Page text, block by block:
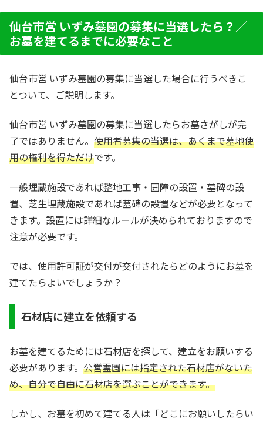
仙台市営 いずみ墓園の募集に当選したら？／
お墓を建てるまでに必要なこと
仙台市営 いずみ墓園の募集に当選した場合に行うべきこ
とついて、ご説明します。
仙台市営 いずみ墓園の募集に当選したらお墓さがしが完
了ではありません。 使用者募集の当選は、あくまで墓地使
用の権利を得ただけです。
一般埋蔵施設であれば整地工事・囲障の設置・墓碑の設
置、芝生埋蔵施設であれば墓碑の設置などが必要となって
きます。設置には詳細なルールが決められておりますので
注意が必要です。
では、使用許可証が交付が交付されたらどのようにお墓を
建てたらよいでしょうか？
石材店に建立を依頼する
お墓を建てるためには石材店を探して、建立をお願いする
必要があります。 公営霊園には指定された石材店がないた
め、自分で自由に石材店を選ぶことができます。
しかし、お墓を初めて建てる人は「どこにお願いしたらい